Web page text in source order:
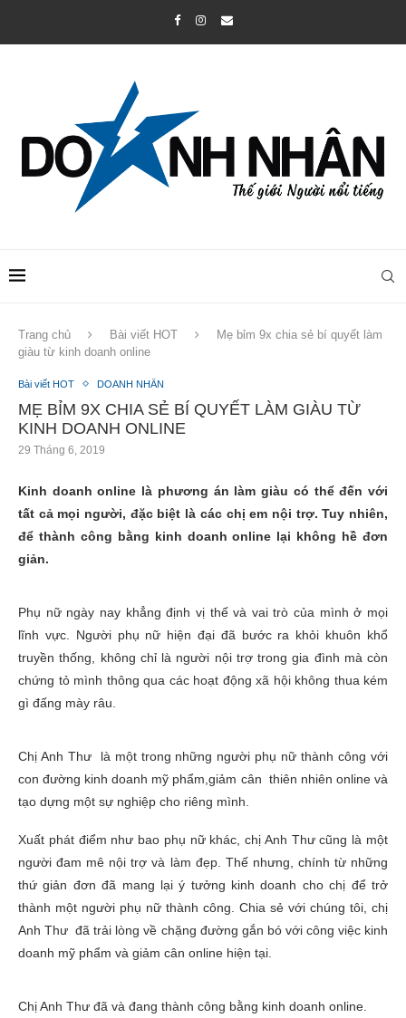
Trang chủ Bài viết HOT
Mẹ bỉm 9x chia sẻ bí quyết làm
giàu từ kinh doanh online
Bài viết HOT DOANH NHÂN
MẸ BỈM 9X CHIA SẺ BÍ QUYẾT LÀM GIÀU TỪ
KINH DOANH ONLINE
29 Tháng 6, 2019
Kinh doanh online là phương án làm giàu có thể đến với
tất cả mọi người, đặc biệt là các chị em nội trợ. Tuy nhiên,
để thành công bằng kinh doanh online lại không hề đơn
giản.
Phụ nữ ngày nay khẳng định vị thế và vai trò của mình ở mọi
lĩnh vực. Người phụ nữ hiện đại đã bước ra khỏi khuôn khổ
truyền thống, không chỉ là người nội trợ trong gia đình mà còn
chứng tỏ mình thông qua các hoạt động xã hội không thua kém
gì đấng mày râu.
Chị Anh Thư là một trong những người phụ nữ thành công với
con đường kinh doanh mỹ phẩm,giảm cân thiên nhiên online và
tạo dựng một sự nghiệp cho riêng mình.
Xuất phát điểm như bao phụ nữ khác, chị Anh Thư cũng là một
người đam mê nội trợ và làm đẹp. Thế nhưng, chính từ những
thứ giản đơn đã mang lại ý tưởng kinh doanh cho chị để trở
thành một người phụ nữ thành công. Chia sẻ với chúng tôi, chị
Anh Thư đã trải lòng về chặng đường gắn bó với công việc kinh
doanh mỹ phẩm và giảm cân online hiện tại.
Chị Anh Thư đã và đang thành công bằng kinh doanh online.